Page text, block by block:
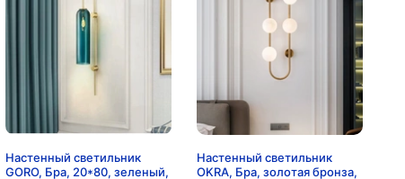
Настенный светильник
GORO, Бра, 20*80, зеленый,
Настенный светильник
OKRA, Бра, золотая бронза,